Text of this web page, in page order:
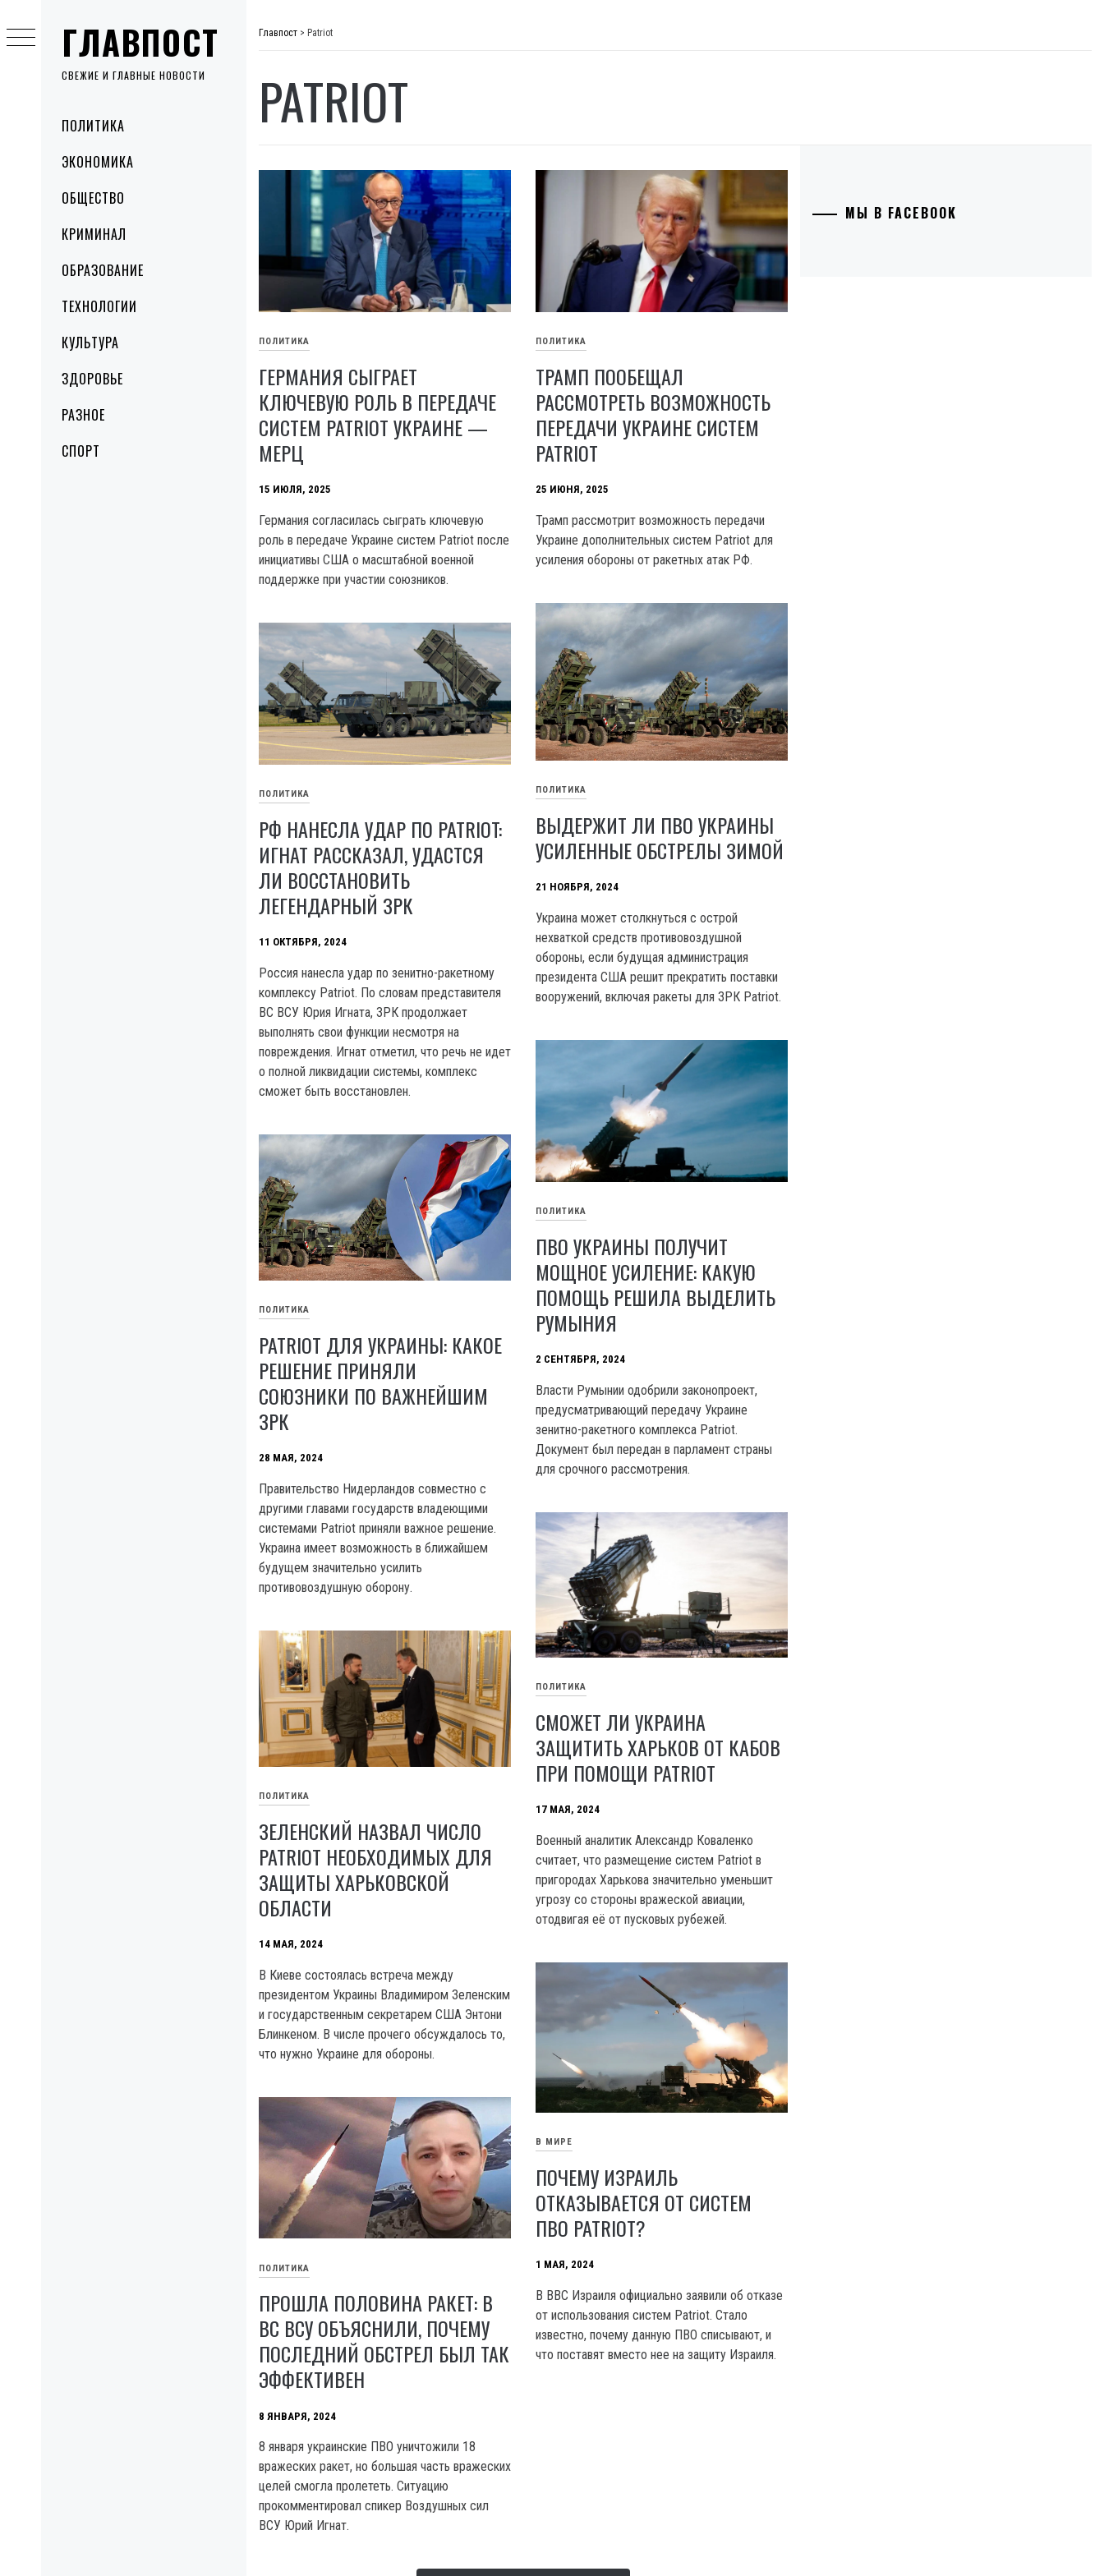
ГЛАВПОСТ
СВЕЖИЕ И ГЛАВНЫЕ НОВОСТИ
MenuПОЛИТИКА
ЭКОНОМИКА
ОБЩЕСТВО
КРИМИНАЛ
ОБРАЗОВАНИЕ
ТЕХНОЛОГИИ
КУЛЬТУРА
ЗДОРОВЬЕ
РАЗНОЕ
СПОРТ
to
content
Главпост > Patriot
PATRIOT
ПОЛИТИКА
ГЕРМАНИЯ СЫГРАЕТ
КЛЮЧЕВУЮ РОЛЬ В ПЕРЕДАЧЕ
СИСТЕМ PATRIOT УКРАИНЕ —
МЕРЦ
15 ИЮЛЯ, 2025
Германия согласилась сыграть ключевую
роль в передаче Украине систем Patriot после
инициативы США о масштабной военной
поддержке при участии союзников.
ПОЛИТИКА
ТРАМП ПООБЕЩАЛ
РАССМОТРЕТЬ ВОЗМОЖНОСТЬ
ПЕРЕДАЧИ УКРАИНЕ СИСТЕМ
PATRIOT
25 ИЮНЯ, 2025
Трамп рассмотрит возможность передачи
Украине дополнительных систем Patriot для
усиления обороны от ракетных атак РФ.
ПОЛИТИКА
ВЫДЕРЖИТ ЛИ ПВО УКРАИНЫ
УСИЛЕННЫЕ ОБСТРЕЛЫ ЗИМОЙ
21 НОЯБРЯ, 2024
Украина может столкнуться с острой
нехваткой средств противовоздушной
обороны, если будущая администрация
президента США решит прекратить поставки
вооружений, включая ракеты для ЗРК Patriot.
ПОЛИТИКА
РФ НАНЕСЛА УДАР ПО PATRIOT:
ИГНАТ РАССКАЗАЛ, УДАСТСЯ
ЛИ ВОССТАНОВИТЬ
ЛЕГЕНДАРНЫЙ ЗРК
11 ОКТЯБРЯ, 2024
Россия нанесла удар по зенитно-ракетному
комплексу Patriot. По словам представителя
ВС ВСУ Юрия Игната, ЗРК продолжает
выполнять свои функции несмотря на
повреждения. Игнат отметил, что речь не идет
о полной ликвидации системы, комплекс
сможет быть восстановлен.
ПОЛИТИКА
ПВО УКРАИНЫ ПОЛУЧИТ
МОЩНОЕ УСИЛЕНИЕ: КАКУЮ
ПОМОЩЬ РЕШИЛА ВЫДЕЛИТЬ
РУМЫНИЯ
2 СЕНТЯБРЯ, 2024
Власти Румынии одобрили законопроект,
предусматривающий передачу Украине
зенитно-ракетного комплекса Patriot.
Документ был передан в парламент страны
для срочного рассмотрения.
ПОЛИТИКА
PATRIOT ДЛЯ УКРАИНЫ: КАКОЕ
РЕШЕНИЕ ПРИНЯЛИ
СОЮЗНИКИ ПО ВАЖНЕЙШИМ
ЗРК
28 МАЯ, 2024
Правительство Нидерландов совместно с
другими главами государств владеющими
системами Patriot приняли важное решение.
Украина имеет возможность в ближайшем
будущем значительно усилить
противовоздушную оборону.
ПОЛИТИКА
СМОЖЕТ ЛИ УКРАИНА
ЗАЩИТИТЬ ХАРЬКОВ ОТ КАБОВ
ПРИ ПОМОЩИ PATRIOT
17 МАЯ, 2024
Военный аналитик Александр Коваленко
считает, что размещение систем Patriot в
пригородах Харькова значительно уменьшит
угрозу со стороны вражеской авиации,
отодвигая её от пусковых рубежей.
ПОЛИТИКА
ЗЕЛЕНСКИЙ НАЗВАЛ ЧИСЛО
PATRIOT НЕОБХОДИМЫХ ДЛЯ
ЗАЩИТЫ ХАРЬКОВСКОЙ
ОБЛАСТИ
14 МАЯ, 2024
В Киеве состоялась встреча между
президентом Украины Владимиром Зеленским
и государственным секретарем США Энтони
Блинкеном. В числе прочего обсуждалось то,
что нужно Украине для обороны.
В МИРЕ
ПОЧЕМУ ИЗРАИЛЬ
ОТКАЗЫВАЕТСЯ ОТ СИСТЕМ
ПВО PATRIOT?
1 МАЯ, 2024
B BBC Израиля официально заявили об отказе
от использования систем Patriot. Стало
известно, почему данную ПВО списывают, и
что поставят вместо нее на защиту Израиля.
ПОЛИТИКА
ПРОШЛА ПОЛОВИНА РАКЕТ: В
ВС ВСУ ОБЪЯСНИЛИ, ПОЧЕМУ
ПОСЛЕДНИЙ ОБСТРЕЛ БЫЛ ТАК
ЭФФЕКТИВЕН
8 ЯНВАРЯ, 2024
8 января украинские ПВО уничтожили 18
вражеских ракет, но большая часть вражеских
целей смогла пролететь. Ситуацию
прокомментировал спикер Воздушных сил
ВСУ Юрий Игнат.
МЫ В FACEBOOK